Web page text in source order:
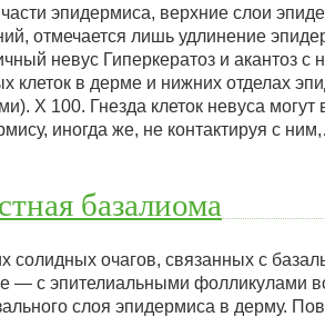
эпидермиса, верхние слои
отмечается лишь удлинение
невус Гиперкератоз и акантоз с
клеток в дерме и нижних отделах
X 100. Гнезда клеток невуса могут
иногда же, не контактируя с
базалиома
солидных очагов, связанных с
— с эпителиальными фолликулами
слоя эпидермиса в дерму.